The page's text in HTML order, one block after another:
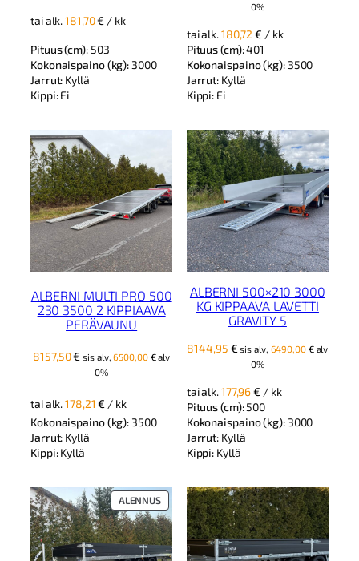
tai alk.181,70€ / kk
Pituus (cm): 503
Kokonaispaino (kg): 3000
Jarrut: Kyllä
Kippi:Ei
0%
tai alk.180,72€ / kk
Pituus (cm):401
Kokonaispaino (kg): 3500
Jarrut: Kyllä
Kippi: Ei
ALBERNI MULTI PRO 500
230 3500 2 KIPPIAAVA
PERÄVAUNU
8157,50€ sis alv,6500,00 €alv
0%
tai alk.178,21€ / kk
Kokonaispaino (kg):3500
Jarrut: Kyllä
Kippi:Kyllä
ALBERNI 500×210 3000
KG KIPPAAVA LAVETTI
GRAVITY 5
8144,95 € sis alv, 6490,00 €alv
0%
tai alk.177,96€ / kk
Pituus (cm):500
Kokonaispaino (kg):3000
Jarrut: Kyllä
Kippi: Kyllä
ALENNUSTUOTE
ALENNUKSESSA